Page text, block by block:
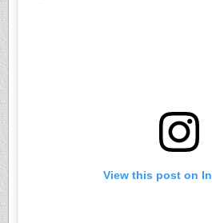
View this post on